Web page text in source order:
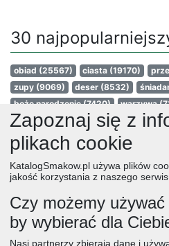
30
obiad (25567) ciasta (19170)
zupy (9069) deser (8532)
boże narodzenie(7420) warzywa
przekaski(6986) dania główne
wegetariańskie (6606) czekolada
śniadania(4998) dla dzieci(4908)
bez glutenu(4524) ciasteczka
obiady(4307)
desery
Zapoznaj się z
plikach cookie
KatalogSmakow.pl używa plików
jakość korzystania z naszego
Czy możemy
by wybierać dla
Nasi partnerzy zbierają dane i